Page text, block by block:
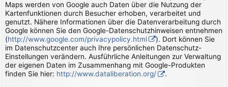
Maps werden von Google auch Daten über die Nutzung der
Kartenfunktionen durch Besucher erhoben, verarbeitet und
genutzt. Nähere Informationen über die Datenverarbeitung durch
Google können Sie den Google-Datenschutzhinweisen entnehmen
(http://www.google.com/privacypolicy.html
). Dort können Sie
im Datenschutzcenter auch Ihre persönlichen Datenschutz-
Einstellungen verändern. Ausführliche Anleitungen zur Verwaltung
der eigenen Daten im Zusammenhang mit Google-Produkten
finden Sie hier: http://www.dataliberation.org/ .